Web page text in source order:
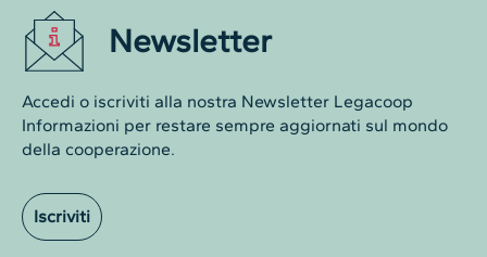
Newsletter
Accedi o iscriviti alla nostra Newsletter Legacoop
Informazioni per restare sempre aggiornati sul mondo
della cooperazione.
Iscriviti